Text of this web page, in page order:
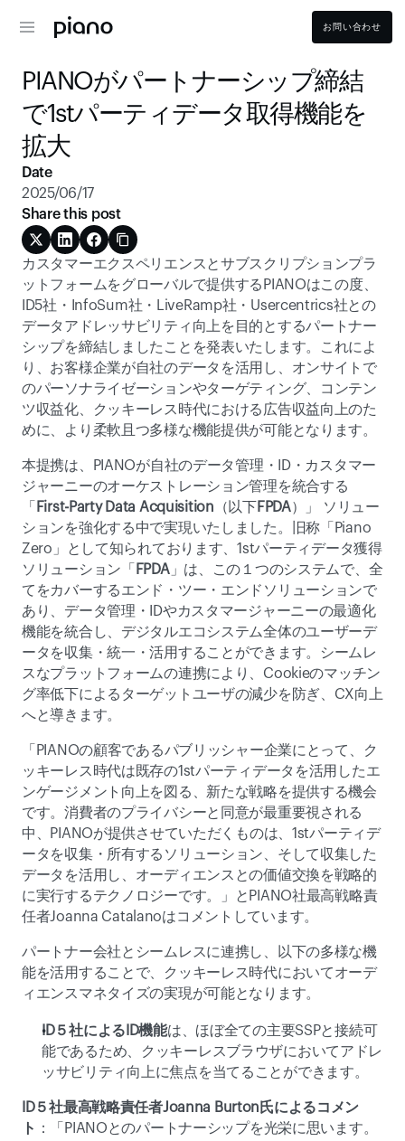
お問い合わせ
PIANOがパートナーシップ締結
で1stパーティデータ取得機能を
拡大
カスタマーエクスペリエンスとサブスクリプションプラ
ットフォームをグローバルで提供するPIANOはこの度、
ID5社・InfoSum社・LiveRamp社・Usercentrics社との
データアドレッサビリティ向上を目的とするパートナー
シップを締結しましたことを発表いたします。これによ
り、お客様企業が自社のデータを活用し、オンサイトで
のパーソナライゼーションやターゲティング、コンテン
ツ収益化、クッキーレス時代における広告収益向上のた
めに、より柔軟且つ多様な機能提供が可能となります。
本提携は、PIANOが自社のデータ管理・ID・カスタマー
ジャーニーのオーケストレーション管理を統合する
「 First-Party Data Acquisition （以下 FPDA）」 ソリュー
ションを強化する中で実現いたしました。旧称「Piano
Zero」として知られております、1stパーティデータ獲得
ソリューション「 FPDA」は、この１つのシステムで、全
てをカバーするエンド・ツー・エンドソリューションで
あり、データ管理・IDやカスタマージャーニーの最適化
機能を統合し、デジタルエコシステム全体のユーザーデ
ータを収集・統一・活用することができます。シームレ
スなプラットフォームの連携により、Cookieのマッチン
グ率低下によるターゲットユーザの減少を防ぎ、CX向上
へと導きます。
「PIANOの顧客であるパブリッシャー企業にとって、ク
ッキーレス時代は既存の1stパーティデータを活用したエ
ンゲージメント向上を図る、新たな戦略を提供する機会
です。消費者のプライバシーと同意が最重要視される
中、PIANOが提供させていただくものは、1stパーティデ
ータを収集・所有するソリューション、そして収集した
データを活用し、オーディエンスとの価値交換を戦略的
に実行するテクノロジーです。」とPIANO社最高戦略責
任者Joanna Catalanoはコメントしています。
パートナー会社とシームレスに連携し、以下の多様な機
能を活用することで、クッキーレス時代においてオーデ
ィエンスマネタイズの実現が可能となります。
ID５社によるID機能は、ほぼ全ての主要SSPと接続可
能であるため、クッキーレスブラウザにおいてアドレ
ッサビリティ向上に焦点を当てることができます。
ID５社最高戦略責任者Joanna Burton氏によるコメン
ト
：「PIANOとのパートナーシップを光栄に思います。
Date
2025/06/17
Share this post